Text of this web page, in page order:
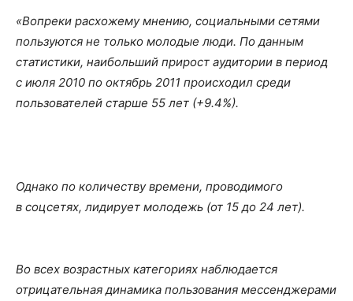
«Вопреки расхожему мнению, социальными сетями
пользуются не только молодые люди. По данным
статистики, наибольший прирост аудитории в период
с июля 2010 по октябрь 2011 происходил среди
пользователей старше 55 лет (+9.4%).
Однако по количеству времени, проводимого
в соцсетях, лидирует молодежь (от 15 до 24 лет).
Во всех возрастных категориях наблюдается
отрицательная динамика пользования мессенджерами